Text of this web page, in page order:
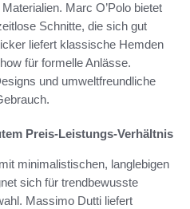
Marc O’Polo bietet
Schnitte, die sich gut
liefert klassische Hemden
für formelle Anlässe.
und umweltfreundliche
Preis-Leistungs-Verhältnis
minimalistischen, langlebigen
sich für trendbewusste
Massimo Dutti liefert